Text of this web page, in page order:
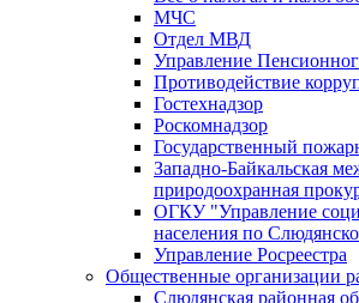
МЧС
Отдел МВД
Управление
Противодействие
Гостехнадзор
Роскомнадзор
Государственный
Западно-Байкальская
природоохранная
ОГКУ "Управление
населения по
Управление Росреестра
Общественные организации
Слюдянская районная